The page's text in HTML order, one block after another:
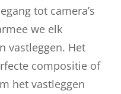
tot camera’s
we elk
vastleggen. Het
compositie of
het vastleggen